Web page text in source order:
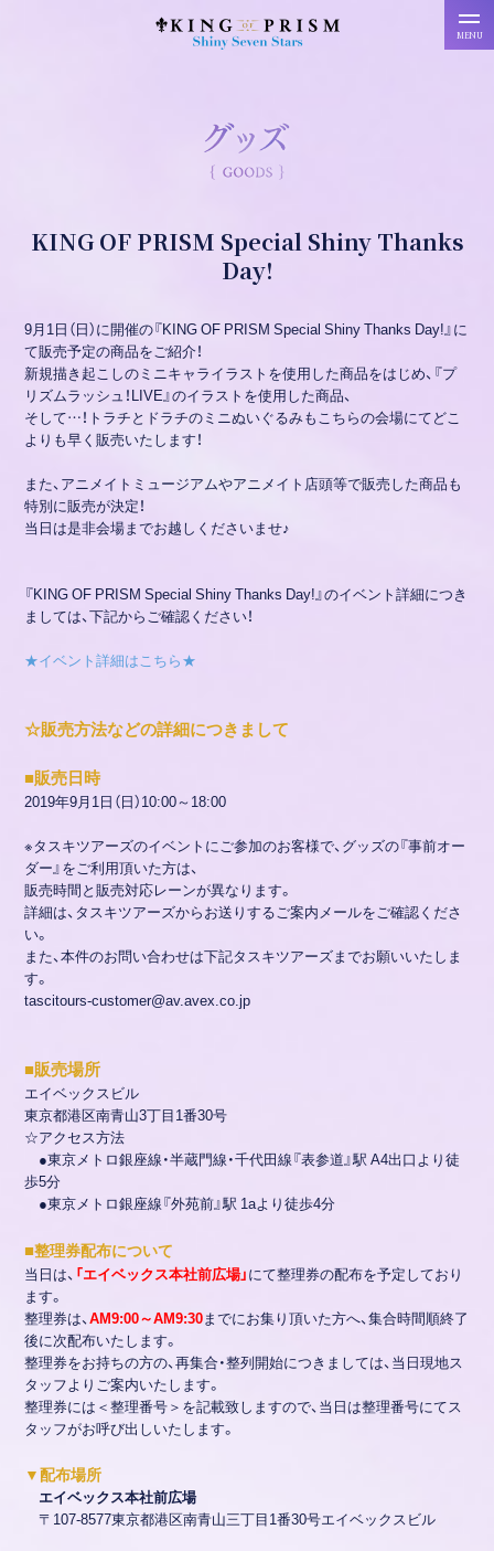
MENU
KING OF PRISM Special Shiny Thanks
Day!
9月1日（日）に開催の『KING OF PRISM Special Shiny Thanks Day!』に
て販売予定の商品をご紹介！
新規描き起こしのミニキャライラストを使用した商品をはじめ、『プ
リズムラッシュ！LIVE』のイラストを使用した商品、
そして…！トラチとドラチのミニぬいぐるみもこちらの会場にてどこ
よりも早く販売いたします！
また、アニメイトミュージアムやアニメイト店頭等で販売した商品も
特別に販売が決定！
当日は是非会場までお越しくださいませ♪
『KING OF PRISM Special Shiny Thanks Day!』のイベント詳細につき
ましては、下記からご確認ください！
★イベント詳細はこちら★
☆販売方法などの詳細につきまして
■販売日時
2019年9月1日（日）10:00～18:00
※タスキツアーズのイベントにご参加のお客様で、グッズの『事前オー
ダー』をご利用頂いた方は、
販売時間と販売対応レーンが異なります。
詳細は、タスキツアーズからお送りするご案内メールをご確認くださ
い。
また、本件のお問い合わせは下記タスキツアーズまでお願いいたしま
す。
tascitours-customer@av.avex.co.jp
■販売場所
エイベックスビル
東京都港区南青山3丁目1番30号
☆アクセス方法
●東京メトロ銀座線・半蔵門線・千代田線『表参道』駅 A4出口より徒
歩5分
●東京メトロ銀座線『外苑前』駅 1aより徒歩4分
■整理券配布について
当日は、 「エイベックス本社前広場」にて整理券の配布を予定しており
ます。
整理券は、AM9:00～AM9:30までにお集り頂いた方へ、集合時間順終了
後に次配布いたします。
整理券をお持ちの方の、再集合・整列開始につきましては、当日現地ス
タッフよりご案内いたします。
整理券には＜整理番号＞を記載致しますので、当日は整理番号にてス
タッフがお呼び出しいたします。
▼配布場所
エイベックス本社前広場
〒107-8577東京都港区南青山三丁目1番30号エイベックスビル